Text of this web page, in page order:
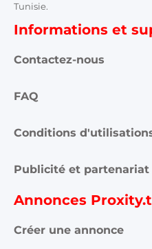
Tunisie.
Informations et
Contactez-nous
FAQ
Conditions
Publicité et partenariat
Annonces
Créer une annonce